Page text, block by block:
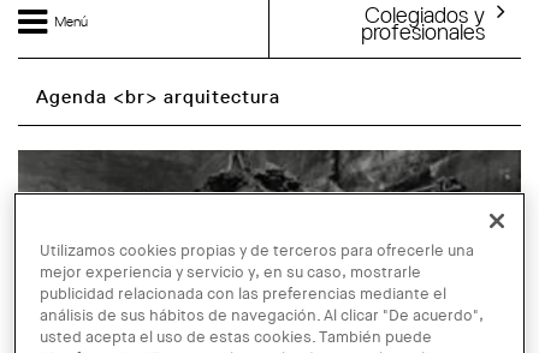
Menú Colegiados y
profesionales
Agenda <br> arquitectura
Utilizamos cookies propias y de terceros para ofrecerle una
mejor experiencia y servicio y, en su caso, mostrarle
publicidad relacionada con las preferencias mediante el
análisis de sus hábitos de navegación. Al clicar "De acuerdo",
usted acepta el uso de estas cookies. También puede